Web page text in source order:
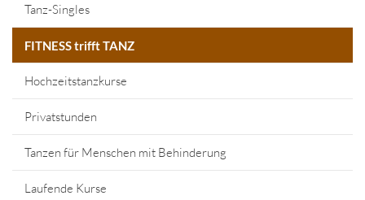
Tanz-Singles
FITNESS trifft TANZ
Hochzeitstanzkurse
Privatstunden
Tanzen für Menschen mit Behinderung
Laufende Kurse